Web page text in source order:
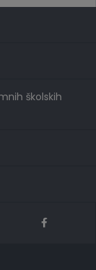
školskih